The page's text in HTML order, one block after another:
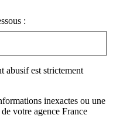
:
abusif est strictement
inexactes ou une
votre agence France